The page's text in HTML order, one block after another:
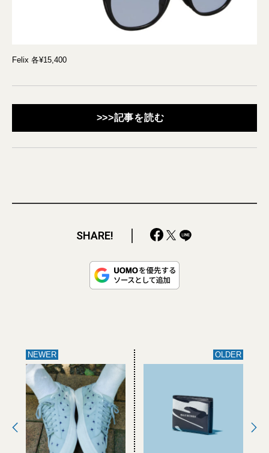
Felix 各¥15,400
>>>記事を読む
SHARE!
NEWER OLDER